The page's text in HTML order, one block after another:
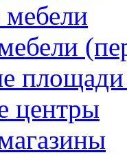
мебели
центры